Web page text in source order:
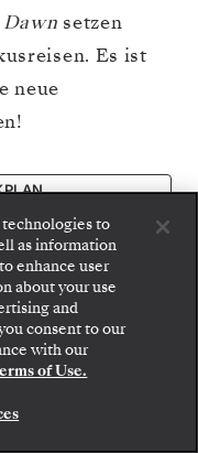
setzen
Es ist
neue
to
as information
enhance user
about your use
and
consent to our
with our
of Use.